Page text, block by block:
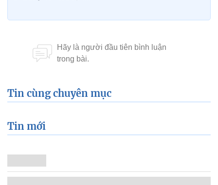
Tin cùng chuyên mục
Tin mới